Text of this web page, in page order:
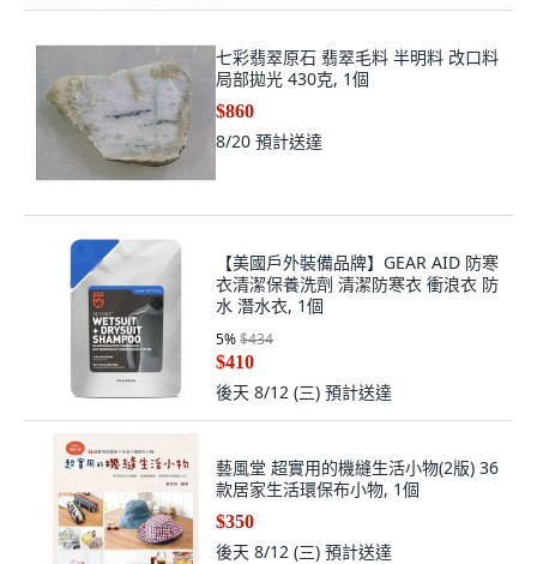
七彩翡翠原石 翡翠毛料 半明料 改口料
局部拋光 430克, 1個
$860
8/20 預計送達
【美國戶外裝備品牌】GEAR AID 防寒
衣清潔保養洗劑 清潔防寒衣 衝浪衣 防
水 潛水衣, 1個
5%$434
$410
後天 8/12 (三) 預計送達
藝風堂 超實用的機縫生活小物(2版) 36
款居家生活環保布小物, 1個
$350
後天 8/12 (三) 預計送達